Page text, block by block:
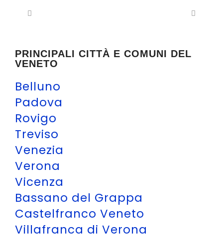
PRINCIPALI CITTÀ E COMUNI DEL
VENETO
Belluno
Padova
Rovigo
Treviso
Venezia
Verona
Vicenza
Bassano del Grappa
Castelfranco Veneto
Villafranca di Verona